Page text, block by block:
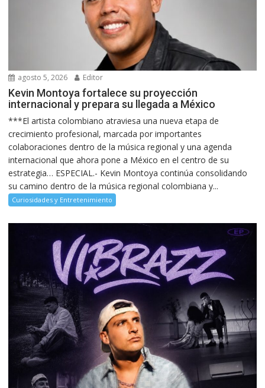
agosto 5, 2026 Editor
Kevin Montoya fortalece su proyección
internacional y prepara su llegada a México
***El artista colombiano atraviesa una nueva etapa de
crecimiento profesional, marcada por importantes
colaboraciones dentro de la música regional y una agenda
internacional que ahora pone a México en el centro de su
estrategia… ESPECIAL.- Kevin Montoya continúa consolidando
su camino dentro de la música regional colombiana y...
Curiosidades y Entretenimiento